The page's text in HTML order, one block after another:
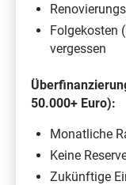
Folgekosten
vergessen
50.000+ Euro):
Monatliche
Keine
Zukünftige